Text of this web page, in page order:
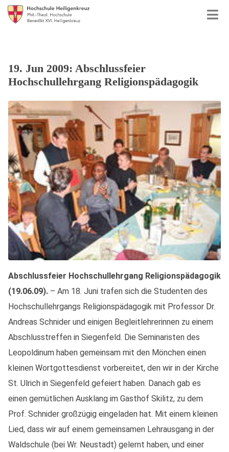
19. Jun 2009: Abschlussfeier
Hochschullehrgang Religionspädagogik
Abschlussfeier Hochschullehrgang Religionspädagogik
(19.06.09). – Am 18. Juni trafen sich die Studenten des
Hochschullehrgangs Religionspädagogik mit Professor Dr.
Andreas Schnider und einigen Begleitlehrerinnen zu einem
Abschlusstreffen in Siegenfeld. Die Seminaristen des
Leopoldinum haben gemeinsam mit den Mönchen einen
kleinen Wortgottesdienst vorbereitet, den wir in der Kirche
St. Ulrich in Siegenfeld gefeiert haben. Danach gab es
einen gemütlichen Ausklang im Gasthof Skilitz, zu dem
Prof. Schnider großzügig eingeladen hat. Mit einem kleinen
Lied, dass wir auf einem gemeinsamen Lehrausgang in der
Waldschule (bei Wr. Neustadt) gelernt haben, und einer